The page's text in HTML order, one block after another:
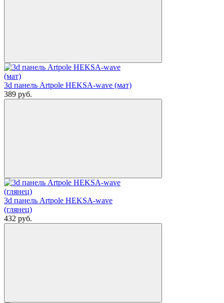
3d панель Artpole HEKSA-wave (мат)
389 руб.
3d панель Artpole HEKSA-wave
(глянец)
432 руб.